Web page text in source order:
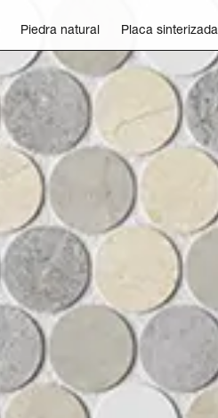
Piedra natural Placa sinterizada